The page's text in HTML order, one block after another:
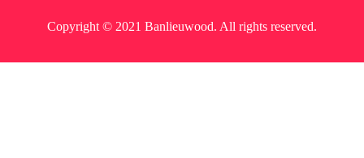
Copyright © 2021 Banlieuwood. All rights reserved.